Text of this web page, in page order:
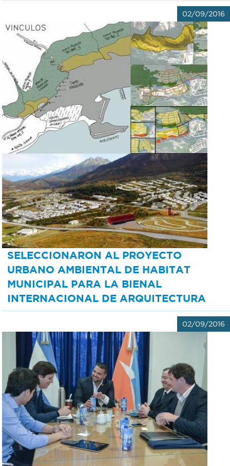
02/09/2016
SELECCIONARON AL PROYECTO
URBANO AMBIENTAL DE HABITAT
MUNICIPAL PARA LA BIENAL
INTERNACIONAL DE ARQUITECTURA
02/09/2016